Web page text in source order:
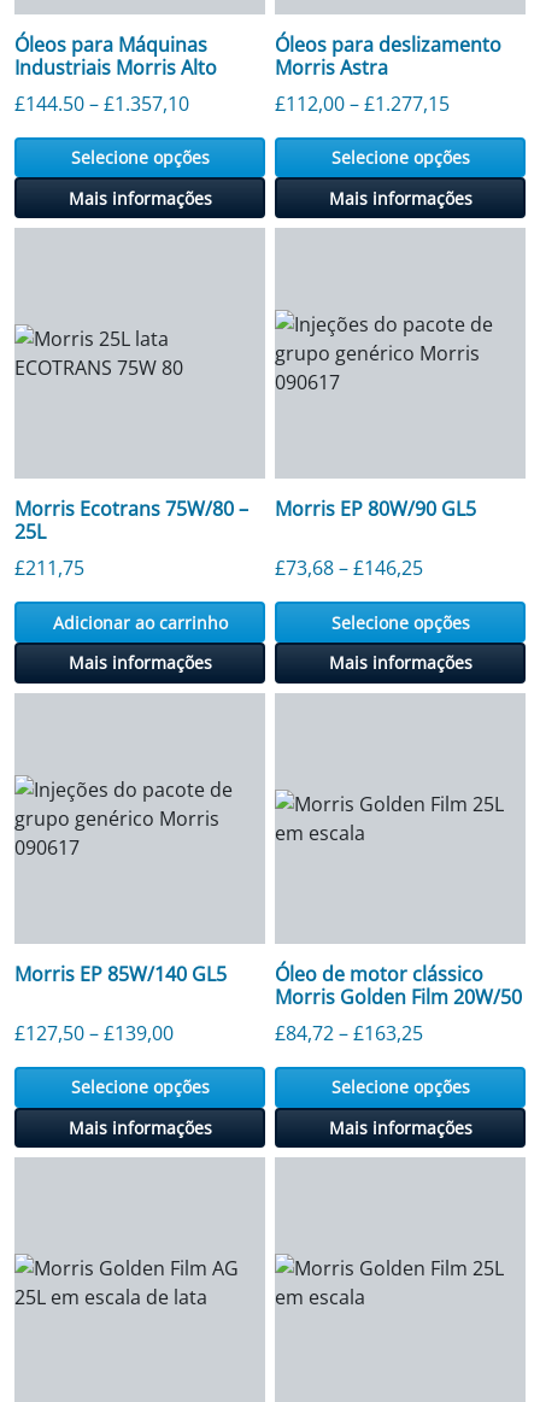
Óleos para Máquinas
Industriais Morris Alto
£144.50–£1.357,10Faixa de preço: £ 144,50 a £ 1.357,10
Selecione opções
Mais informações
Óleos para deslizamento
Morris Astra
£112,00–£1.277,15Faixa de
Selecione opções
Mais informações
Morris Ecotrans 75W/80 –
25L
£211,75
Adicionar ao carrinho
Mais informações
Morris EP 80W/90 GL5
£73,68–£146,25Faixa de
Selecione opções
Mais informações
Morris EP 85W/140 GL5
£127,50–£139,00Faixa de preço: £ 127,50 a £ 139,00
Selecione opções
Mais informações
Óleo de motor clássico
Morris Golden Film 20W/50
£84,72–£163,25Faixa de
Selecione opções
Mais informações